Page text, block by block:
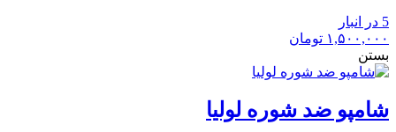
5 در انبار
۱,۵۰۰,۰۰۰ تومان
بستن
شامپو ضد شوره لولیا